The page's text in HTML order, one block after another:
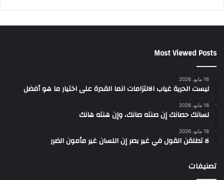
Most Viewed Posts
16 مايو، 2026
ليست الحرية غياب الالتزامات انما القدرة على اختيار ما هو أفضل
16 مايو، 2026
لسانك حصانك إن صنته صانك، وإن هنته هانك
16 مايو، 2026
لا تطلقن القول في غير بصر إن اللسان غير مأمون الضرر
تصنيفات